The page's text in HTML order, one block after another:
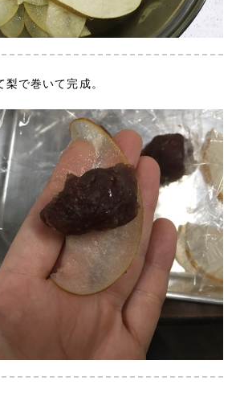
で巻いて完成。